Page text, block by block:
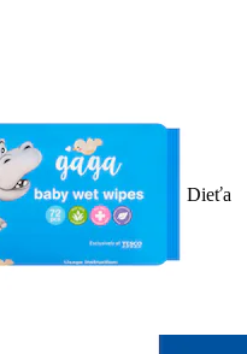
Dieťa